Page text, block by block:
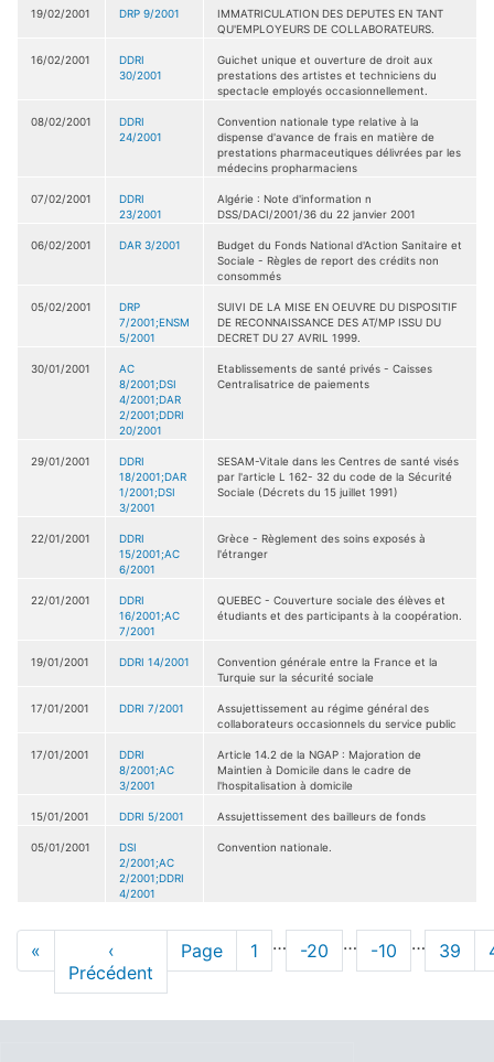
19/02/2001 DRP 9/2001
IMMATRICULATION DES DEPUTES EN TANT
QU'EMPLOYEURS DE COLLABORATEURS.
16/02/2001
DDRI
30/2001
Guichet unique et ouverture de droit aux
prestations des artistes et techniciens du
spectacle employés occasionnellement.
08/02/2001
DDRI
24/2001
Convention nationale type relative à la
dispense d'avance de frais en matière de
prestations pharmaceutiques délivrées par les
médecins propharmaciens
07/02/2001
DDRI
23/2001
Algérie : Note d'information n
DSS/DACI/2001/36 du 22 janvier 2001
06/02/2001 DAR 3/2001
Budget du Fonds National d'Action Sanitaire et
Sociale - Règles de report des crédits non
consommés
05/02/2001
DRP
7/2001;ENSM
5/2001
SUIVI DE LA MISE EN OEUVRE DU DISPOSITIF
DE RECONNAISSANCE DES AT/MP ISSU DU
DECRET DU 27 AVRIL 1999.
30/01/2001
AC
8/2001;DSI
4/2001;DAR
2/2001;DDRI
20/2001
Etablissements de santé privés - Caisses
Centralisatrice de paiements
29/01/2001
DDRI
18/2001;DAR
1/2001;DSI
3/2001
SESAM-Vitale dans les Centres de santé visés
par l'article L 162- 32 du code de la Sécurité
Sociale (Décrets du 15 juillet 1991)
22/01/2001
DDRI
15/2001;AC
6/2001
Grèce - Règlement des soins exposés à
l'étranger
22/01/2001
DDRI
16/2001;AC
7/2001
QUEBEC - Couverture sociale des élèves et
étudiants et des participants à la coopération.
19/01/2001 DDRI 14/2001
Convention générale entre la France et la
Turquie sur la sécurité sociale
17/01/2001 DDRI 7/2001
Assujettissement au régime général des
collaborateurs occasionnels du service public
17/01/2001
DDRI
8/2001;AC
3/2001
Article 14.2 de la NGAP : Majoration de
Maintien à Domicile dans le cadre de
l'hospitalisation à domicile
15/01/2001 DDRI 5/2001 Assujettissement des bailleurs de fonds
05/01/2001
DSI
2/2001;AC
2/2001;DDRI
4/2001
Convention nationale.
Pagination
Première
page
«
Page
précédente
‹
Précédent
Page Page
1 … Page
-20 … Page
-10 … Page
39